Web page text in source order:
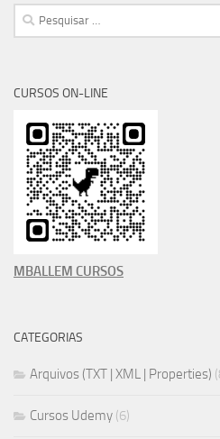
Pesquisar
por:
CURSOS ON-LINE
MBALLEM CURSOS
CATEGORIAS
Arquivos (TXT | XML | Properties)
Cursos Udemy (6)